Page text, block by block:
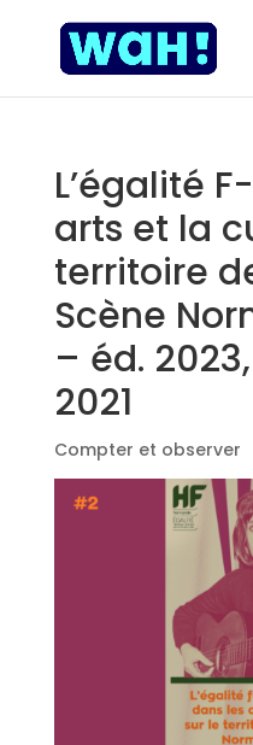
L’égalité
arts et la
territoire
Scène
– éd.
2021
Compter et observer